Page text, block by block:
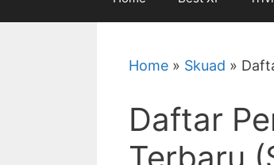
Home » Skuad »
Daftar